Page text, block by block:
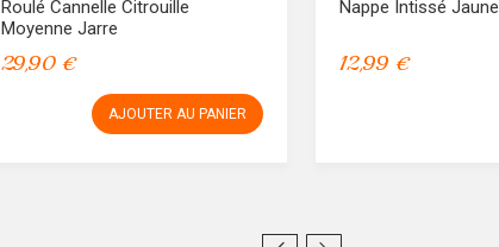
Roulé Cannelle Citrouille
Moyenne Jarre
29,90 €
AJOUTER AU PANIER
Nappe Intissé Jaune
12,99 €